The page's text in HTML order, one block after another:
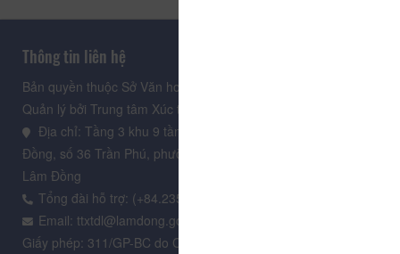
Thông tin liên hệ
Bản quyền thuộc Sở Văn hoá, Thể thao và Du lịch Lâm Đồng.
Quản lý bởi Trung tâm Xúc tiến Du lịch Lâm Đồng
Địa chỉ: Tầng 3 khu 9 tầng, Trung tâm Hành chính tỉnh Lâm
Đồng, số 36 Trần Phú, phường Xuân Hương - Đà Lạt, tỉnh
Lâm Đồng
Tổng đài hỗ trợ: (+84.235) 3.916.961
Email: ttxtdl@lamdong.gov.vn
Giấy phép: 311/GP-BC do Cục Báo chí - Bộ Văn hóa Thông tin